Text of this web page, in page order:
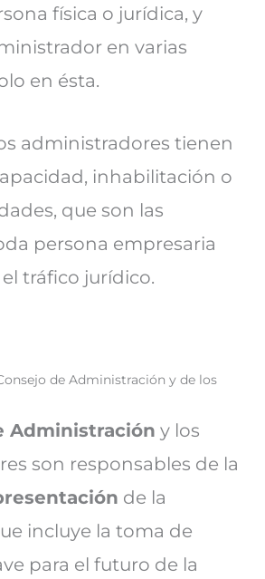
física o jurídica, y
en varias
en ésta.
administradores tienen
inhabilitación o
que son las
persona empresaria
tráfico jurídico.
de Administración y de los
Administración y los
son responsables de la
de la
incluye la toma de
para el futuro de la